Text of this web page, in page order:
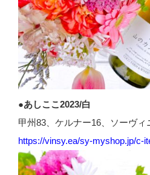
●あしここ2023/白
甲州83、ケルナー16、ソーヴィ
https://vinsy.ea/sy-myshop.jp/c-